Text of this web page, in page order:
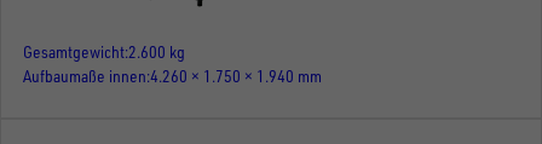
Gesamtgewicht 2.600 kg
Aufbaumaße innen 4.260 × 1.750 × 1.940 mm